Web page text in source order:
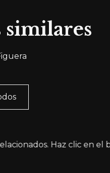
Haz clic en el